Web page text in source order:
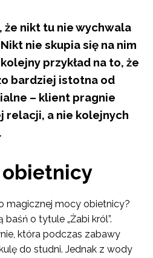
że nikt tu nie wychwala
nie skupia się na nim
przykład na to, że
bardziej istotna od
– klient pragnie
relacji, a nie kolejnych
obietnicy
magicznej mocy obietnicy?
o tytule „Żabi król”.
która podczas zabawy
do studni. Jednak z wody